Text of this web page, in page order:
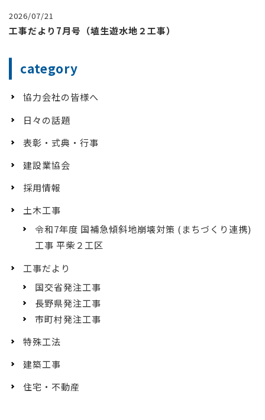
2026/07/21
工事だより7月号（埴生遊水地２工事）
category
協力会社の皆様へ
日々の話題
表彰・式典・行事
建設業協会
採用情報
土木工事
令和7年度 国補急傾斜地崩壊対策 (まちづくり連携)
工事 平柴２工区
工事だより
国交省発注工事
長野県発注工事
市町村発注工事
特殊工法
建築工事
住宅・不動産